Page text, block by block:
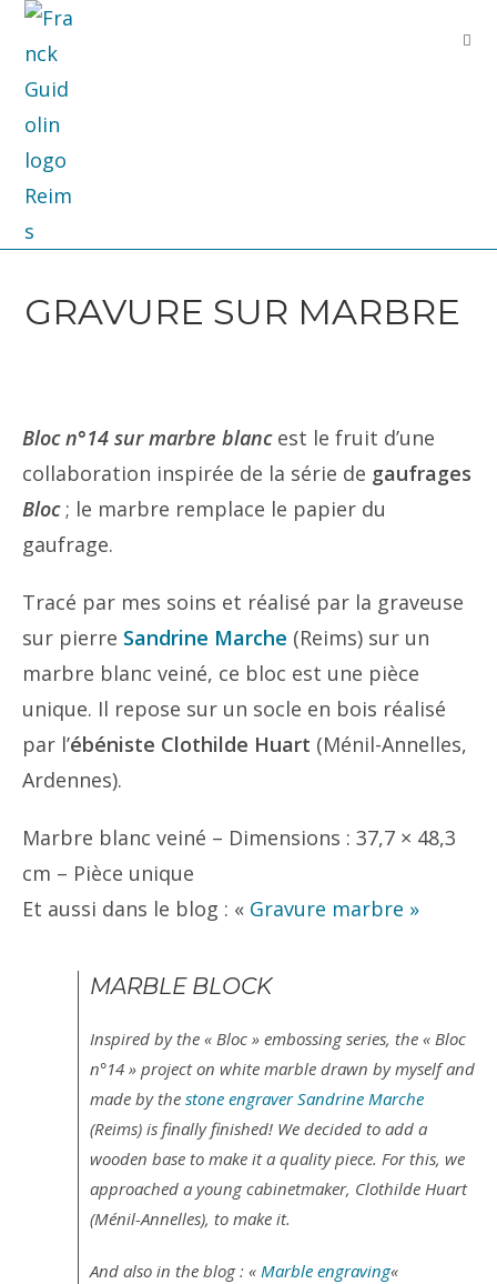
GRAVURE SUR MARBRE
Bloc n°14 sur marbre blanc est le fruit d’une
collaboration inspirée de la série de gaufrages
Bloc; le marbre remplace le papier du
gaufrage.
Tracé par mes soins et réalisé par la graveuse
sur pierre Sandrine Marche (Reims) sur un
marbre blanc veiné, ce bloc est une pièce
unique. Il repose sur un socle en bois réalisé
par l’ébéniste Clothilde Huart (Ménil-Annelles,
Ardennes).
Marbre blanc veiné – Dimensions : 37,7 × 48,3
cm – Pièce unique
Et aussi dans le blog : « Gravure marbre »
MARBLE BLOCK
Inspired by the « Bloc » embossing series, the « Bloc
n°14 » project on white marble drawn by myself and
made by the stone engraver Sandrine Marche
(Reims) is finally finished! We decided to add a
wooden base to make it a quality piece. For this, we
approached a young cabinetmaker, Clothilde Huart
(Ménil-Annelles), to make it.
And also in the blog : « Marble engraving«